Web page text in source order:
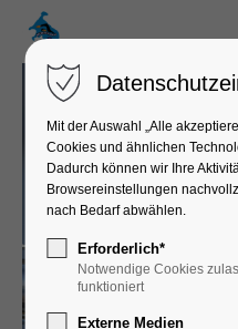
FAQ: Antworten auf häufige
Tipps,
Schwimmtraining -
Mit der Auswahl „Alle
Cookies und ähnlichen
Dadurch können wir Ihre
Browsereinstellungen
nach Bedarf abwählen.
Erforderlich*
Notwendige Cookies
funktioniert
Externe Medien